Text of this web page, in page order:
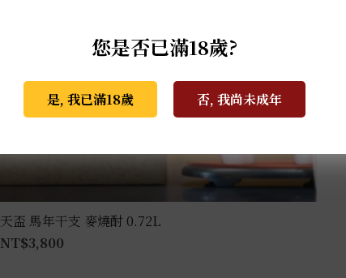
天盃 馬年干支 麥燒酎 0.72L
NT$3,800
您是否已滿18歲?
是, 我已滿18歲 否, 我尚未成年